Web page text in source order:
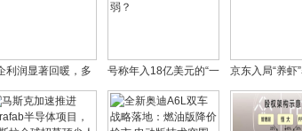
利润显著回暖，多
迎来爆发式增长新
号称年入18亿美元的“一
人公司”翻车，极致效率
背后是极致脆弱？
京东入局“养虾
打低成本token